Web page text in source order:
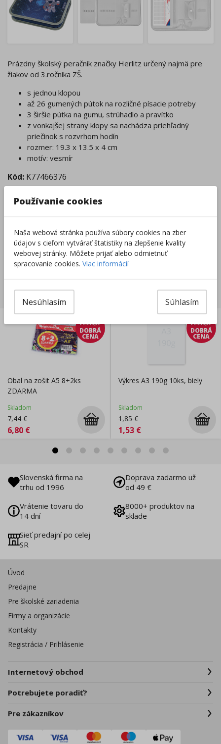
Prázdny školský peračník značky Herlitz určený najmä pre
žiakov od 3.ročníka ZŠ.
s jednou klopou
až 26 gumených pútok na rozličné písacie potreby
3 širšie pútka na gumu, strúhadlo a pravítko
z vonkajšej strany klopy sa nachádza priehľadný
priečinok s rozvrhom hodín
rozmer: 19.3 x 13.5 x 4 cm
motív: vesmír
Kód: K77466376
Tovar nie je skladom.
Výrobca/Distribútor
Súvisiace produkty
v eshope:
DOBRÁ
CENA
Obal na zošit A5 8+2ks
ZDARMA
Skladom
7,44€
6,80 €
v eshope:
DOBRÁ
CENA
Výkres A3 190g 10ks, biely
Skladom
1,85€
1,53 €
Slovenská firma na
trhu od 1996
Doprava zadarmo už
od 49 €
Vrátenie tovaru do
14 dní
8000+ produktov na
sklade
Sieť predajní po celej
SR
Úvod
Predajne
Pre školské zariadenia
Firmy a organizácie
Kontakty
Registrácia / Prihlásenie
Internetový obchod
Potrebujete poradiť?
Pre zákazníkov
Používanie cookies
Naša webová stránka používa súbory cookies na zber
údajov s cieľom vytvárať štatistiky na zlepšenie kvality
webovej stránky. Môžete prijať alebo odmietnuť
spracovanie cookies. Viac informácií
Súhlasím
Nesúhlasím